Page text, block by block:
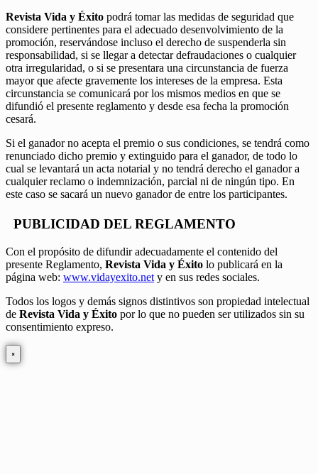
Revista Vida y Éxito podrá tomar las medidas de seguridad que
considere pertinentes para el adecuado desenvolvimiento de la
promoción, reservándose incluso el derecho de suspenderla sin
responsabilidad, si se llegar a detectar defraudaciones o cualquier
otra irregularidad, o si se presentara una circunstancia de fuerza
mayor que afecte gravemente los intereses de la empresa. Esta
circunstancia se comunicará por los mismos medios en que se
difundió el presente reglamento y desde esa fecha la promoción
cesará.
Si el ganador no acepta el premio o sus condiciones, se tendrá como
renunciado dicho premio y extinguido para el ganador, de todo lo
cual se levantará un acta notarial y no tendrá derecho el ganador a
cualquier reclamo o indemnización, parcial ni de ningún tipo. En
este caso se sacará un nuevo ganador de entre los participantes.
PUBLICIDAD DEL REGLAMENTO
Con el propósito de difundir adecuadamente el contenido del
presente Reglamento, Revista Vida y Éxito lo publicará en la
página web: www.vidayexito.net y en sus redes sociales.
Todos los logos y demás signos distintivos son propiedad intelectual
de Revista Vida y Éxito por lo que no pueden ser utilizados sin su
consentimiento expreso.
×